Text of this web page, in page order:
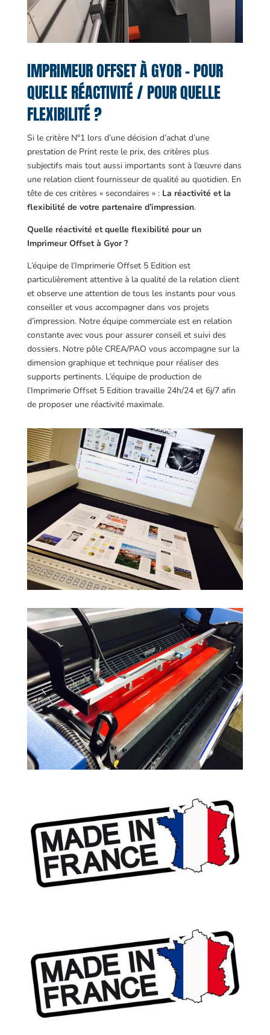
IMPRIMEUR OFFSET À GYOR – POUR
QUELLE RÉACTIVITÉ / POUR QUELLE
FLEXIBILITÉ ?
Si le critère N°1 lors d’une décision d’achat d’une
prestation de Print reste le prix, des critères plus
subjectifs mais tout aussi importants sont à l’œuvre dans
une relation client fournisseur de qualité au quotidien. En
tête de ces critères « secondaires » : La réactivité et la
flexibilité de votre partenaire d’impression.
Quelle réactivité et quelle flexibilité pour un
Imprimeur Offset à Gyor ?
L’équipe de l’Imprimerie Offset 5 Edition est
particulièrement attentive à la qualité de la relation client
et observe une attention de tous les instants pour vous
conseiller et vous accompagner dans vos projets
d’impression. Notre équipe commerciale est en relation
constante avec vous pour assurer conseil et suivi des
dossiers. Notre pôle CREA/PAO vous accompagne sur la
dimension graphique et technique pour réaliser des
supports pertinents. L’équipe de production de
l’Imprimerie Offset 5 Edition travaille 24h/24 et 6j/7 afin
de proposer une réactivité maximale.